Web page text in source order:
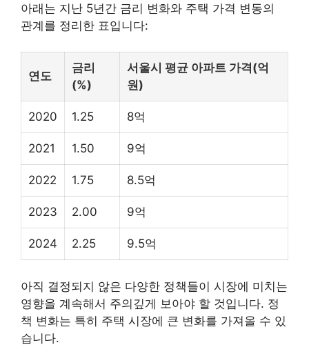
아래는 지난 5년간 금리 변화와 주택 가격 변동의
관계를 정리한 표입니다:
연도
금리
(%)
서울시 평균 아파트 가격(억
원)
2020 1.25 8억
2021 1.50 9억
2022 1.75 8.5억
2023 2.00 9억
2024 2.25 9.5억
아직 결정되지 않은 다양한 정책들이 시장에 미치는
영향을 계속해서 주의깊게 보아야 할 것입니다. 정
책 변화는 특히 주택 시장에 큰 변화를 가져올 수 있
습니다.